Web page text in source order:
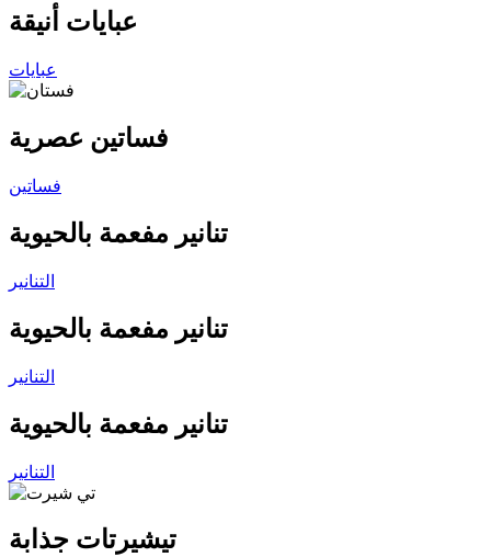
عبايات أنيقة
عبايات
فساتين عصرية
فساتين
تنانير مفعمة بالحيوية
التنانير
تنانير مفعمة بالحيوية
التنانير
تنانير مفعمة بالحيوية
التنانير
تيشيرتات جذابة